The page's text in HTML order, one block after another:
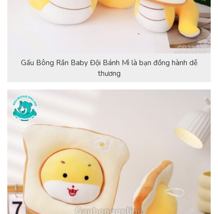
Gấu Bông Rắn Baby Đội Bánh Mì là bạn đồng hành dễ
thương